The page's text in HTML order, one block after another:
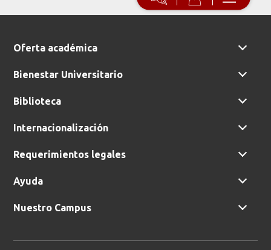
Oferta académica
Bienestar Universitario
Biblioteca
Internacionalización
Requerimientos legales
Ayuda
Nuestro Campus